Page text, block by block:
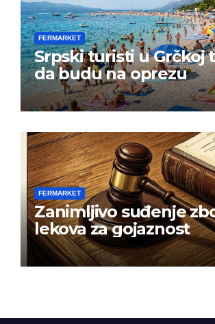
FERMARKET
Srpski turisti u Grčkoj
da budu na oprezu
FERMARKET
Zanimljivo suđenje
lekova za gojaznost